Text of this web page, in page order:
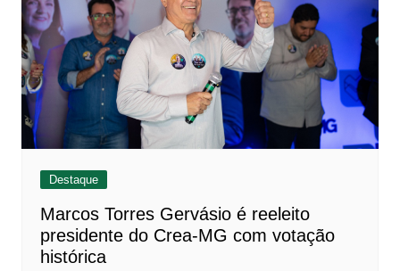
Destaque
Marcos Torres Gervásio é reeleito
presidente do Crea-MG com votação
histórica